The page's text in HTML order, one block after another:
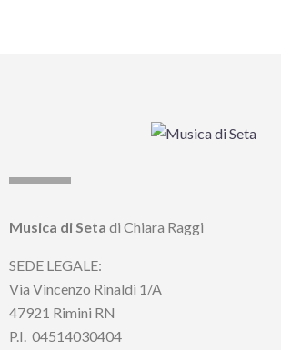
Musica di Seta di Chiara Raggi
SEDE LEGALE:
Via Vincenzo Rinaldi 1/A
47921 Rimini RN
P.I. 04514030404